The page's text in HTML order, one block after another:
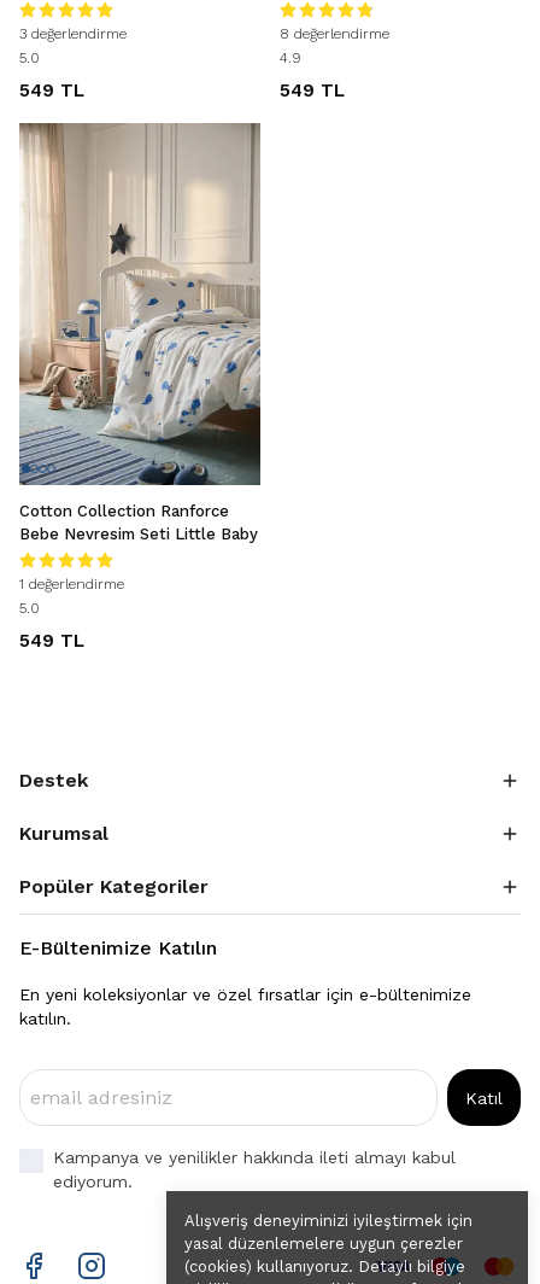
Alışveriş deneyiminizi iyileştirmek için
yasal düzenlemelere uygun çerezler
(cookies) kullanıyoruz. Detaylı bilgiye
3 değerlendirme
5.0
549 TL
8 değerlendirme
4.9
549 TL
Cotton Collection Ranforce
Bebe Nevresim Seti Little Baby
1 değerlendirme
5.0
549 TL
Destek
Kurumsal
Popüler Kategoriler
E-Bültenimize Katılın
En yeni koleksiyonlar ve özel fırsatlar için e-bültenimize
katılın.
Katıl
Kampanya ve yenilikler hakkında ileti almayı kabul
ediyorum.